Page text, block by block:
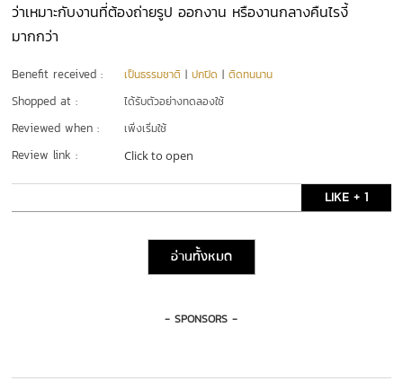
ว่าเหมาะกับงานที่ต้องถ่ายรูป ออกงาน หรืองานกลางคืนไรงี้
มากกว่า
Benefit received : เป็นธรรมชาติ |ปกปิด |ติดทนนาน
Shopped at : ได้รับตัวอย่างทดลองใช้
Reviewed when : เพิ่งเริ่มใช้
Review link : Click to open
LIKE + 1
อ่านทั้งหมด
- SPONSORS -